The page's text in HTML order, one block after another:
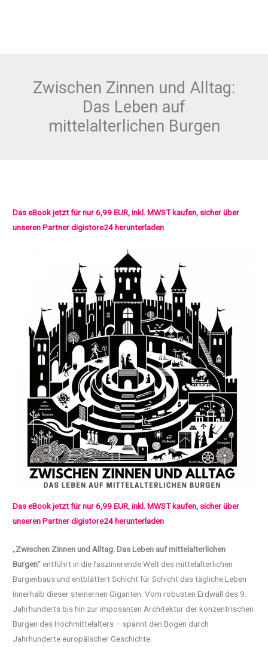
Zwischen Zinnen und Alltag:
Das Leben auf
mittelalterlichen Burgen
Das eBook jetzt für nur 6,99 EUR, inkl. MWST kaufen, sicher über
unseren Partner digistore24 herunterladen
Das eBook jetzt für nur 6,99 EUR, inkl. MWST kaufen, sicher über
unseren Partner digistore24 herunterladen
„Zwischen Zinnen und Alltag: Das Leben auf mittelalterlichen
Burgen“ entführt in die faszinierende Welt des mittelalterlichen
Burgenbaus und entblättert Schicht für Schicht das tägliche Leben
innerhalb dieser steinernen Giganten. Vom robusten Erdwall des 9.
Jahrhunderts bis hin zur imposanten Architektur der konzentrischen
Burgen des Hochmittelalters – spannt den Bogen durch
Jahrhunderte europäischer Geschichte.